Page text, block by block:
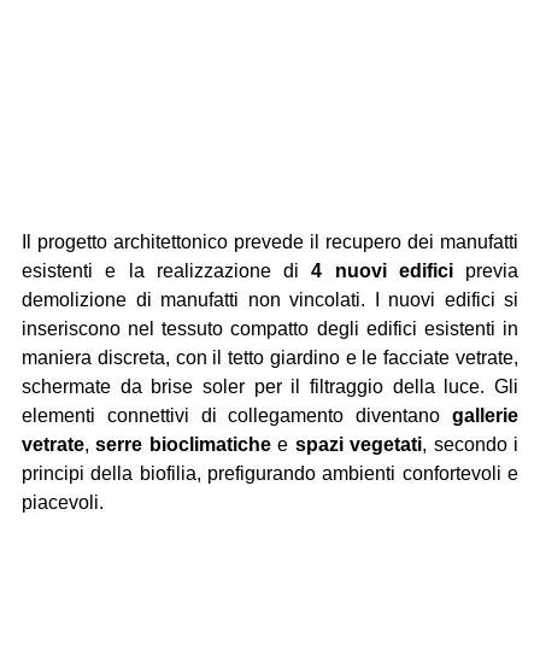
Il progetto architettonico prevede il recupero dei manufatti
esistenti e la realizzazione di 4 nuovi edifici previa
demolizione di manufatti non vincolati. I nuovi edifici si
inseriscono nel tessuto compatto degli edifici esistenti in
maniera discreta, con il tetto giardino e le facciate vetrate,
schermate da brise soler per il filtraggio della luce. Gli
elementi connettivi di collegamento diventano gallerie
vetrate, serre bioclimatiche e spazi vegetati, secondo i
principi della biofilia, prefigurando ambienti confortevoli e
piacevoli.